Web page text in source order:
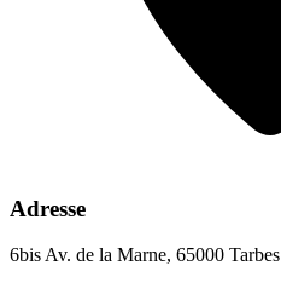
Adresse
6bis Av. de la Marne, 65000 Tarbes